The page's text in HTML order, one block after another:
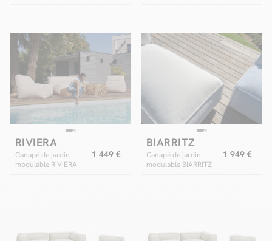
méridiennes et 1 pouf
RIVIERA
Canapé de jardin
modulable RIVIERA
1 449 €
BIARRITZ
Canapé de jardin
modulable BIARRITZ
1 949 €